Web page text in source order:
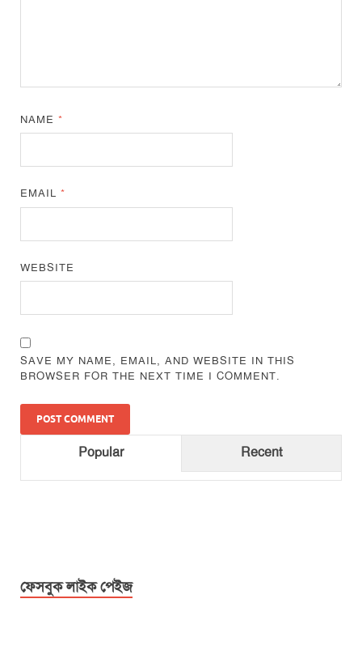
NAME*
EMAIL*
WEBSITE
SAVE MY NAME, EMAIL, AND WEBSITE IN THIS
BROWSER FOR THE NEXT TIME I COMMENT.
Popular Recent
ফেসবুক লাইক পেইজ